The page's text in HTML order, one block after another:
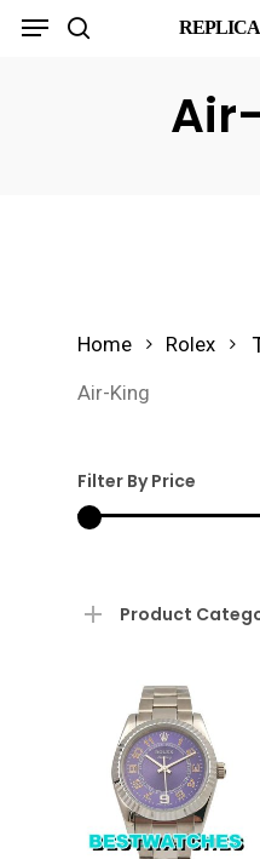
SkipMenu
Home Rolex
Air-King
Filter By Price
Product